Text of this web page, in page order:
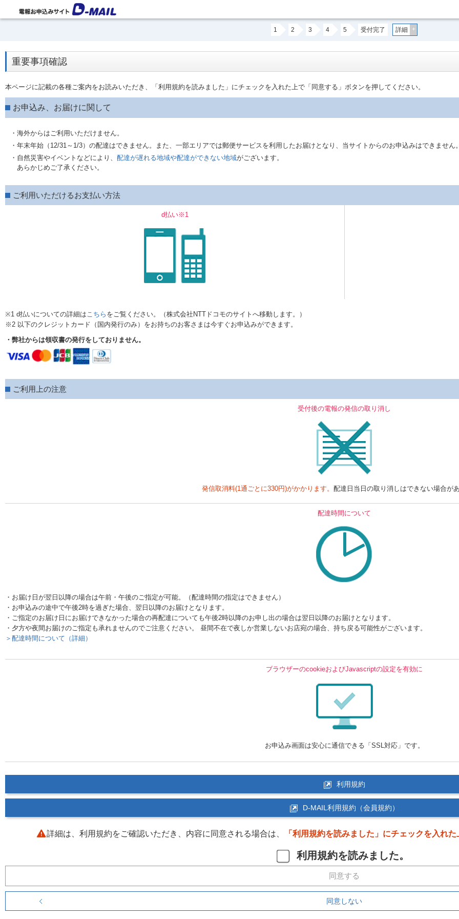
1 2 3 4 5 受付完了 詳細 +
重要事項確認
本ページに記載の各種ご案内をお読みいただき、「利用規約を読みました」にチェックを入れた上で「同意する」ボタンを押してください。
お申込み、お届けに関して
・海外からはご利用いただけません。
・年末年始（12/31～1/3）の配達はできません。また、一部エリアでは郵便サービスを利用したお届けとなり、当サイトからのお申込みはできません
・自然災害やイベントなどにより、 配達が遅れる地域や配達ができない地域がございます。
あらかじめご了承ください。
ご利用いただけるお支払い方法
d払い※1
※1 d払いについての詳細はこちら をご覧ください。（株式会社NTTドコモのサイトへ移動します。）
※2 以下のクレジットカード（国内発行のみ）をお持ちのお客さまは今すぐお申込みができます。
・弊社からは領収書の発行をしておりません。
ご利用上の注意
受付後の電報の発信の取り消し
発信取消料(1通ごとに330円)がかかります。 配達日当日の取り消しはできない場合があ
配達時間について
・お届け日が翌日以降の場合は午前・午後のご指定が可能。（配達時間の指定はできません）
・お申込みの途中で午後2時を過ぎた場合、翌日以降のお届けとなります。
・ご指定のお届け日にお届けできなかった場合の再配達についても午後2時以降のお申し出の場合は翌日以降のお届けとなります。
・夕方や夜間お届けのご指定も承れませんのでご注意ください。 昼間不在で夜しか営業しないお店宛の場合、持ち戻る可能性がございます。
＞配達時間について（詳細）
ブラウザーのcookieおよびJavascriptの設定を有効に
お申込み画面は安心に通信できる「SSL対応」です。
利用規約
D-MAIL利用規約（会員規約）
詳細は、利用規約をご確認いただき、内容に同意される場合は、 「利用規約を読みました」にチェックを入れた
利用規約を読みました。
同意する
同意しない